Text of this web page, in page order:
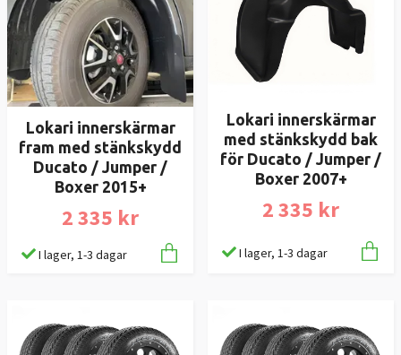
Lokari innerskärmar
fram med stänkskydd
Ducato / Jumper /
Boxer 2015+
2 335 kr
I lager, 1-3 dagar
Lokari innerskärmar
med stänkskydd bak
för Ducato / Jumper /
Boxer 2007+
2 335 kr
I lager, 1-3 dagar